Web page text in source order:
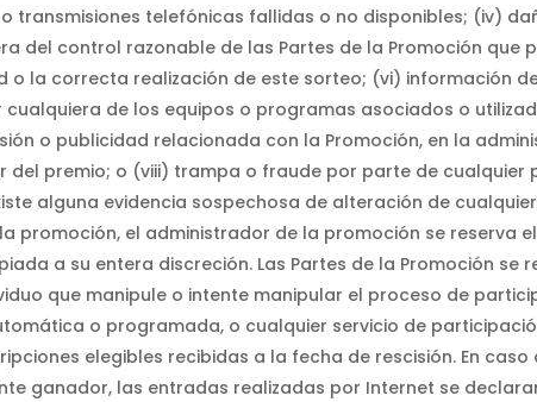
transmisiones telefónicas fallidas o no disponibles; (iv)
del control razonable de las Partes de la Promoción que
o la correcta realización de este sorteo; (vi) información
de los equipos o programas asociados o
o publicidad relacionada con la Promoción, en la
del premio; o (viii) trampa o fraude por parte de cualquier
alguna evidencia sospechosa de alteración de
promoción, el administrador de la promoción se reserva
a su entera discreción. Las Partes de la Promoción se
que manipule o intente manipular el proceso de
o programada, o cualquier servicio de
elegibles recibidas a la fecha de rescisión. En
ganador, las entradas realizadas por Internet se